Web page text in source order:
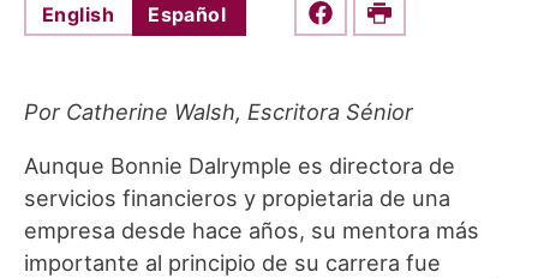
English Español Share this on Facebook
Print
Por Catherine Walsh, Escritora Sénior
Aunque Bonnie Dalrymple es directora de
servicios financieros y propietaria de una
empresa desde hace años, su mentora más
importante al principio de su carrera fue